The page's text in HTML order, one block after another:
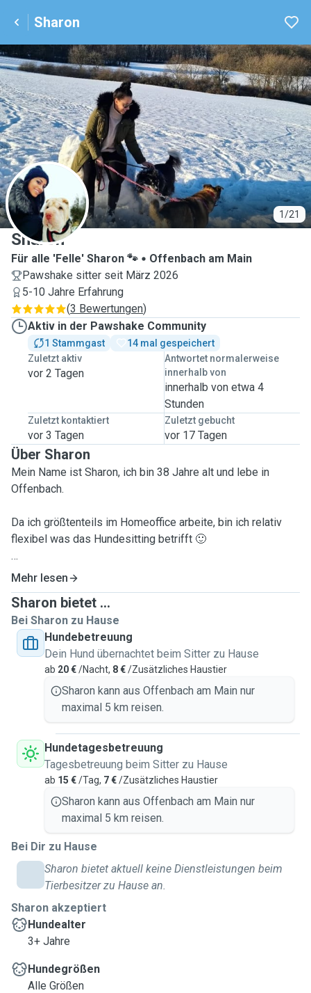
Sharon
1/21
S
Sharon
Für alle 'Felle' Sharon 🐾
Offenbach am Main
Pawshake sitter seit März 2026
5-10 Jahre Erfahrung
(3 Bewertungen)
Aktiv in der Pawshake Community
1 Stammgast
14 mal gespeichert
Zuletzt aktiv
vor 2 Tagen
Antwortet normalerweise
innerhalb von
innerhalb von etwa 4
Stunden
Zuletzt kontaktiert
vor 3 Tagen
Zuletzt gebucht
vor 17 Tagen
Über Sharon
Mein Name ist Sharon, ich bin 38 Jahre alt und lebe in
Offenbach.
Da ich größtenteils im Homeoffice arbeite, bin ich relativ
flexibel was das Hundesitting betrifft 🙂
Ich habe bereits Erfahrung mit Hunden und war lange Zeit
ehrenamtlich im Tierheim tätig (Gassigeher Ausweis
vorhanden) 😃
Eine stundenweise sowie Betreuung z.B. übers
Wochenende wären möglich.
Da sich der Main in der Nähe meiner Wohnung befindet,
können auch Spaziergänge super abgedeckt werden.
großer Dachterrasse sicher wohl fühlen :)
Idealerweise sollte der Hund daran gewöhnt sein woanders
zu sein, da ich zwar Erfahrung habe, aber keine
Hundetrainerin bin.
Bei weiteren Fragen bitte einfach melden!
My name is Sharon, I’m 38 years old, and I live in
Offenbach.
when it comes to dog sitting 🙂
Mehr lesen
Sharon bietet ...
Bei Sharon zu Hause
Hundebetreuung
Dein Hund übernachtet beim Sitter zu Hause
ab 20 €/Nacht, 8 €/Zusätzliches Haustier
Sharon kann aus Offenbach am Main nur
maximal 5 km reisen.
Hundetagesbetreuung
Tagesbetreuung beim Sitter zu Hause
ab 15 €/Tag, 7 €/Zusätzliches Haustier
Sharon kann aus Offenbach am Main nur
maximal 5 km reisen.
Bei Dir zu Hause
Sharon bietet aktuell keine Dienstleistungen beim
Tierbesitzer zu Hause an.
Sharon akzeptiert
Hundealter
3+ Jahre
Hundegrößen
Alle Größen